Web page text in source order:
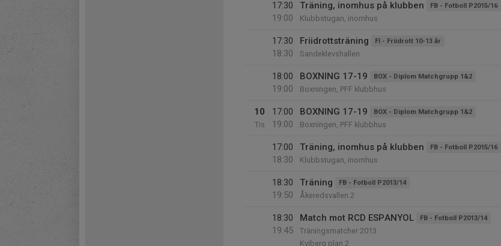
17:30
19:00
Träning, inomhus på klubben FB - Fotboll P2015/16
Klubbstugan, inomhus
17:30
18:30
Friidrottsträning FI - Friidrott 10-13 år
Sandeklevshallen
18:00
19:00
BOXNING 17-19 BOX - Diplom Matchgrupp 1&2
Boxningen, PFF klubbhus
10
Tis
17:00
19:00
BOXNING 17-19 BOX - Diplom Matchgrupp 1&2
Boxningen, PFF klubbhus
17:00
18:30
Träning, inomhus på klubben FB - Fotboll P2015/16
Klubbstugan, inomhus
18:30
19:50
Träning FB - Fotboll P2013/14
Åkeredsvallen 2
18:30
19:45
Match mot RCD ESPANYOL FB - Fotboll P2013/14
Träningsmatcher 2013
Kviberg plan 2